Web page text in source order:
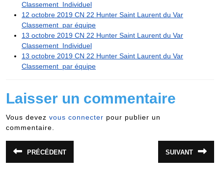
Classement Individuel
12 octobre 2019 CN 22 Hunter Saint Laurent du Var
Classement par équipe
13 octobre 2019 CN 22 Hunter Saint Laurent du Var
Classement Individuel
13 octobre 2019 CN 22 Hunter Saint Laurent du Var
Classement par équipe
Laisser un commentaire
Vous devez vous connecter pour publier un
commentaire.
Navigation
de
PRÉCÉDENT
précédent
SUIVANT
suivant